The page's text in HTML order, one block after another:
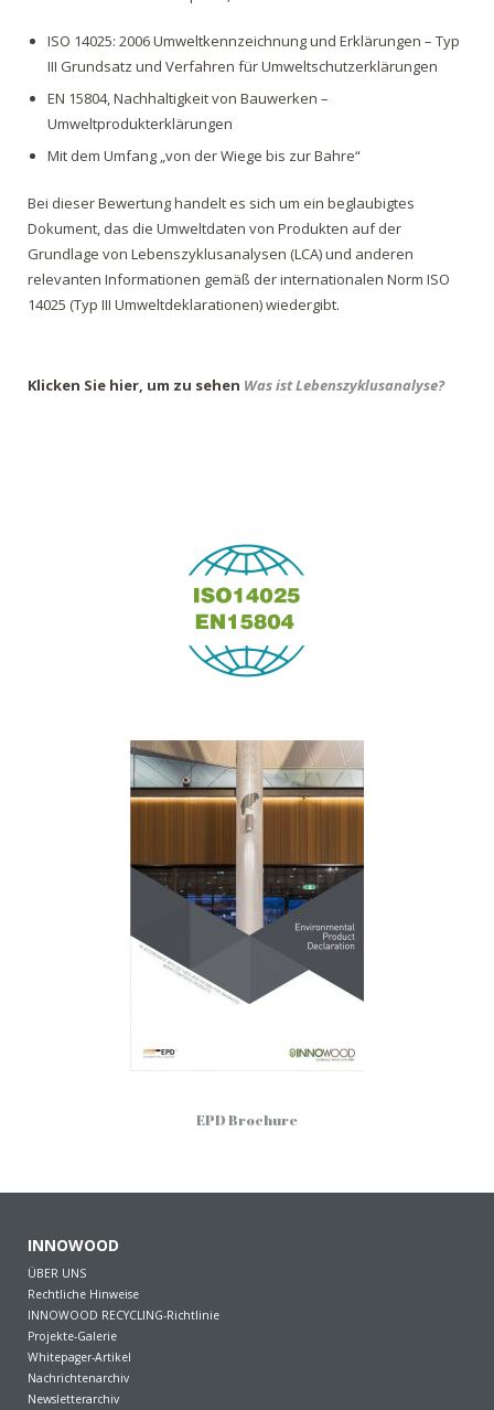
ISO 14025: 2006 Umweltkennzeichnung und Erklärungen – Typ
III Grundsatz und Verfahren für Umweltschutzerklärungen
EN 15804, Nachhaltigkeit von Bauwerken –
Umweltprodukterklärungen
Mit dem Umfang „von der Wiege bis zur Bahre“
Bei dieser Bewertung handelt es sich um ein beglaubigtes
Dokument, das die Umweltdaten von Produkten auf der
Grundlage von Lebenszyklusanalysen (LCA) und anderen
relevanten Informationen gemäß der internationalen Norm ISO
14025 (Typ III Umweltdeklarationen) wiedergibt.
Klicken Sie hier, um zu sehen Was ist Lebenszyklusanalyse?
EPD Brochure
INNOWOOD
ÜBER UNS
Rechtliche Hinweise
INNOWOOD RECYCLING-Richtlinie
Projekte-Galerie
Whitepager-Artikel
Nachrichtenarchiv
Newsletterarchiv